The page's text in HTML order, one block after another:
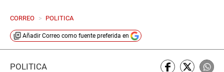
CORREO > POLITICA
Añadir Correo como fuente preferida en
POLÍTICA